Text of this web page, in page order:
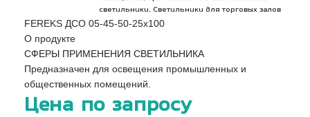
светильники
Светильники для торговых залов
FEREKS ДСО 05-45-50-25х100
О продукте
СФЕРЫ ПРИМЕНЕНИЯ СВЕТИЛЬНИКА
Предназначен для освещения промышленных и
общественных помещений.
Цена по запросу